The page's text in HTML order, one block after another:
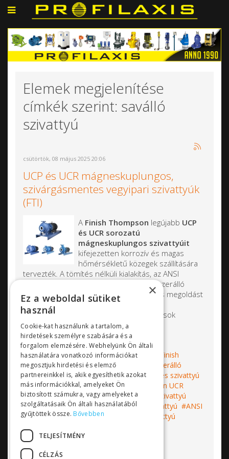
Elemek megjelenítése
címkék szerint: saválló
szivattyú
csütörtök, 08 május 2025 20:06
UCP és UCR mágneskuplungos,
szivárgásmentes vegyipari szivattyúk
(FTI)
A Finish Thompson legújabb UCP
és UCR sorozatú
mágneskuplungos szivattyúit
kifejezetten korrozív és magas
hőmérsékletű közegek szállítására
tervezték. A tömítés nélküli kialakítás, az ANSI
szabvány szerinti méretezés és a vegyszerálló
anyaghasználat révén a szivattyúk ideális megoldást
nyújtanak a vegyipar, felületkezelés,
szennyvízkezelés és más ipari alkalmazások
számára.
Címkék: mágneskuplungos szivattyú
Finish
Thompson
centrifugálszivattyú
vegyszerálló
szivattyú
ATEX szivattyú
ipari mágneses szivattyú
Finish Thompson UCP
Finish Thompson UCR
ANSI méretezésű szivattyú
vegyipari szivattyú
saválló szivattyú
szivárgásmentes szivattyú
ANSI
szabvány szivattyú
ipari centrifugál szivattyú
Bővebben...
×
Ez a weboldal sütiket
használ
Cookie-kat használunk a tartalom, a
hirdetések személyre szabására és a
forgalom elemzésére. Webhelyünk Ön általi
használatára vonatkozó információkat
megosztjuk hirdetési és elemző
partnereinkkel is, akik egyesíthetik azokat
más információkkal, amelyeket Ön
biztosított számukra, vagy amelyeket a
szolgáltatásaik Ön általi használatából
gyűjtöttek össze. Bővebben
TELJESÍTMÉNY
CÉLZÁS